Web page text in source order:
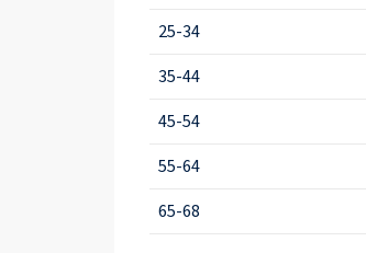
25-34
35-44
45-54
55-64
65-68